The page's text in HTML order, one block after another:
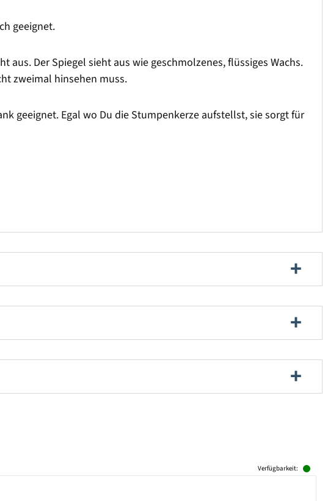
geeignet.
Der Spiegel sieht aus wie geschmolzenes, flüssiges Wachs.
zweimal hinsehen muss.
geeignet. Egal wo Du die Stumpenkerze aufstellst, sie sorgt für
Verfügbarkeit: